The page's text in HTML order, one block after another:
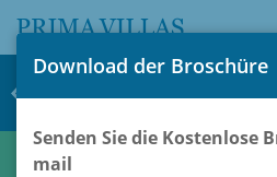
Penthouse zum kauf in
#50890
€ 1.395.000
Download der Broschüre
Senden Sie die Kostenlose
mail